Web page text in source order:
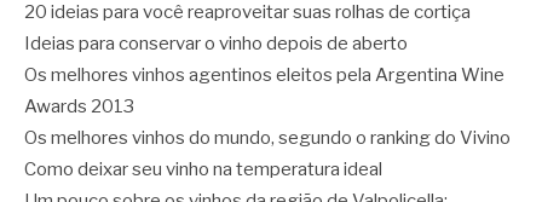
20 ideias para você reaproveitar suas rolhas de cortiça
Ideias para conservar o vinho depois de aberto
Os melhores vinhos agentinos eleitos pela Argentina Wine
Awards 2013
Os melhores vinhos do mundo, segundo o ranking do Vivino
Como deixar seu vinho na temperatura ideal